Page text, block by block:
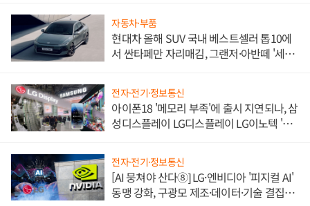
자동차·부품
현대차 올해 SUV 국내 베스트셀러 톱10에
서 싼타페만 자리매김, 그랜저·아반떼 '세단
전자·전기·정보통신
아이폰18 '메모리 부족'에 출시 지연되나, 삼
성디스플레이 LG디스플레이 LG이노텍 '탈
전자·전기·정보통신
[AI 뭉쳐야 산다⑧] LG·엔비디아 '피지컬 AI'
동맹 강화, 구광모 제조·데이터·기술 결집